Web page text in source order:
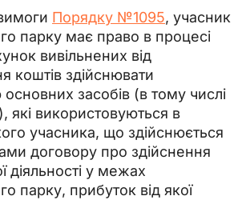
Порядку №1095, учасник
парку має право в процесі
вивільнених від
коштів здійснювати
засобів (в тому числі
які використовуються в
учасника, що здійснюється
договору про здійснення
діяльності у межах
парку, прибуток від якої